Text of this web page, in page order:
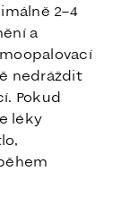
2–4
a
nedráždit
Pokud
léky